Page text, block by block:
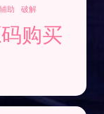
助 破解
购买